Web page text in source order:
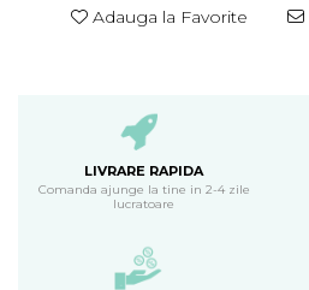
Adauga la Favorite
LIVRARE RAPIDA
Comanda ajunge la tine in 2-4 zile
lucratoare